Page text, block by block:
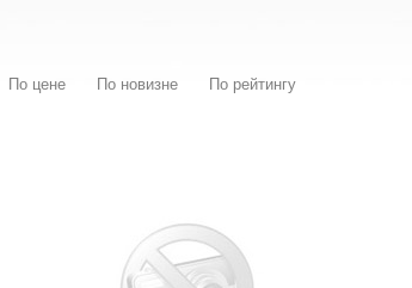
По цене По новизне По рейтингу